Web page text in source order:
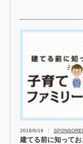
2018/6/19
建てる前に知って